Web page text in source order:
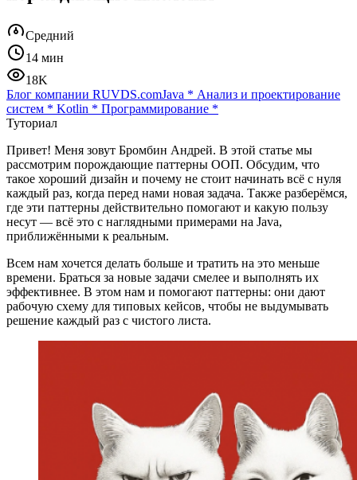
Средний
14 мин
18K
Блог компании RUVDS.comJava * Анализ и проектирование
систем * Kotlin * Программирование *
Туториал
Привет! Меня зовут Бромбин Андрей. В этой статье мы
рассмотрим порождающие паттерны ООП. Обсудим, что
такое хороший дизайн и почему не стоит начинать всё с нуля
каждый раз, когда перед нами новая задача. Также разберёмся,
где эти паттерны действительно помогают и какую пользу
несут — всё это с наглядными примерами на Java,
приближёнными к реальным.
Всем нам хочется делать больше и тратить на это меньше
времени. Браться за новые задачи смелее и выполнять их
эффективнее. В этом нам и помогают паттерны: они дают
рабочую схему для типовых кейсов, чтобы не выдумывать
решение каждый раз с чистого листа.